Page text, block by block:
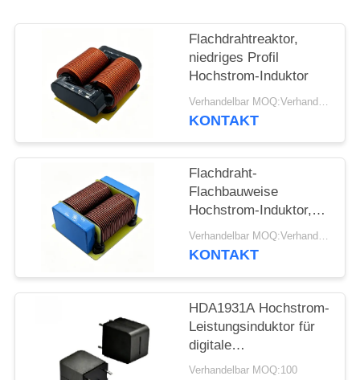
PRIVACY
POLICY
Flachdrahtreaktor,
niedriges Profil
Hochstrom-Induktor
Verhandelbar MOQ:Verhandlung
KONTAKT
Flachdraht-
Flachbauweise
Hochstrom-Induktor,
Drossel
Verhandelbar MOQ:Verhandlung
KONTAKT
HDA1931A Hochstrom-
Leistungsinduktor für
digitale
Leistungsverstärker
Verhandelbar MOQ:100